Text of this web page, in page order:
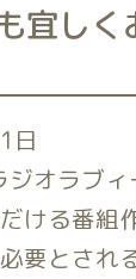
宜しく
日
オラブ
ける番組
要とされ